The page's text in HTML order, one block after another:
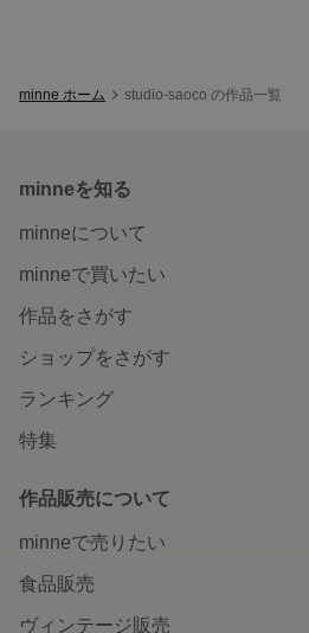
minne ホーム studio-saoco の作品一覧
minneを知る
minneについて
minneで買いたい
作品をさがす
ショップをさがす
ランキング
特集
作品販売について
minneで売りたい
食品販売
ヴィンテージ販売